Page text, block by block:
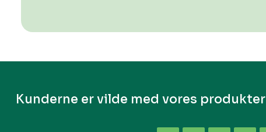
Kunderne er vilde med vores produkter